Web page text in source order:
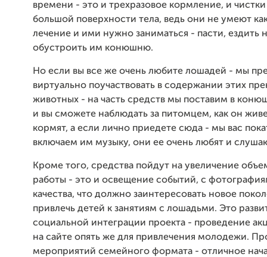
времени - это и трехразовое кормление, и
большой поверхности тела, ведь они не умеют
лечение и ими нужно заниматься - пасти, ездить
обустроить им конюшню.
Но если вы все же очень любите лошадей - мы
виртуально поучаствовать в содержании этих
животных - на часть средств мы поставим в
и вы сможете наблюдать за питомцем, как он
кормят, а если лично приедете сюда - мы вас
включаем им музыку, они ее очень любят и
Кроме того, средства пойдут на увеличение
работы - это и освещение событий, с
качества, что должно заинтересовать новое
привлечь детей к занятиям с лошадьми. Это
социальной интеграции проекта - проведение
на сайте опять же для привлечения молодежи.
мероприятий семейного формата - отличное